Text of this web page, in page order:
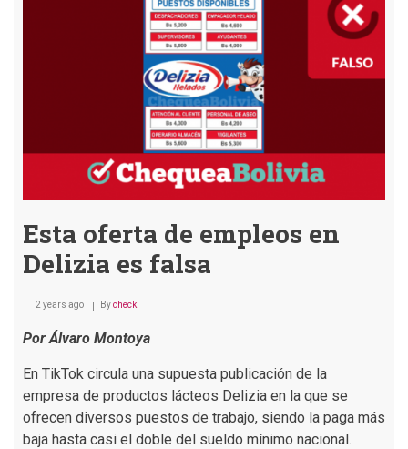
trabajo
en
Banco
Unión
es
falsa
Esta oferta de empleos en
Delizia es falsa
2 years ago Bycheck
Por Álvaro Montoya
En TikTok circula una supuesta publicación de la
empresa de productos lácteos Delizia en la que se
ofrecen diversos puestos de trabajo, siendo la paga más
baja hasta casi el doble del sueldo mínimo nacional.